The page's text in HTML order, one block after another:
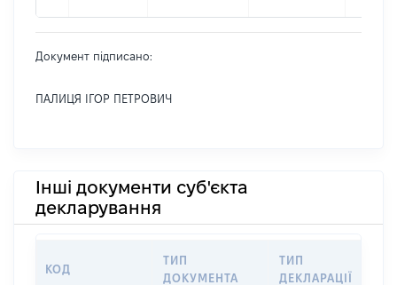
Документ підписано:
ПАЛИЦЯ ІГОР ПЕТРОВИЧ
Інші документи суб'єкта
декларування
КОД
ТИП
ДОКУМЕНТА
ТИП
ДЕКЛАРАЦІЇ